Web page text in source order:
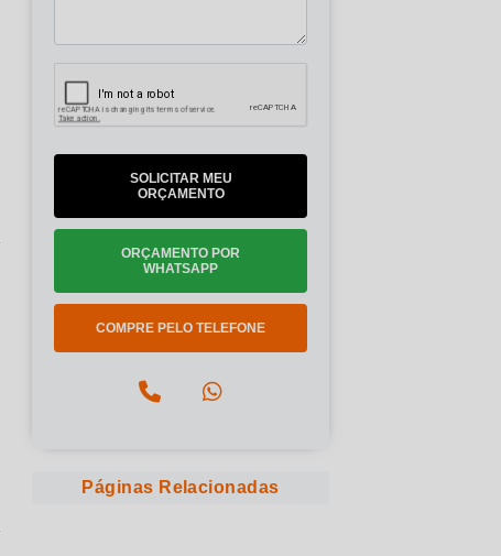
SOLICITAR MEU
ORÇAMENTO
ORÇAMENTO POR
WHATSAPP
COMPRE PELO TELEFONE
Páginas Relacionadas